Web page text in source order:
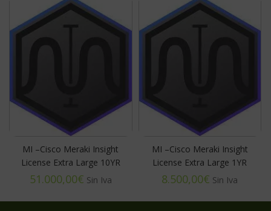
MI –Cisco Meraki Insight
License Extra Large 10YR
€
MI –Cisco Meraki Insight
License Extra Large 1YR
€